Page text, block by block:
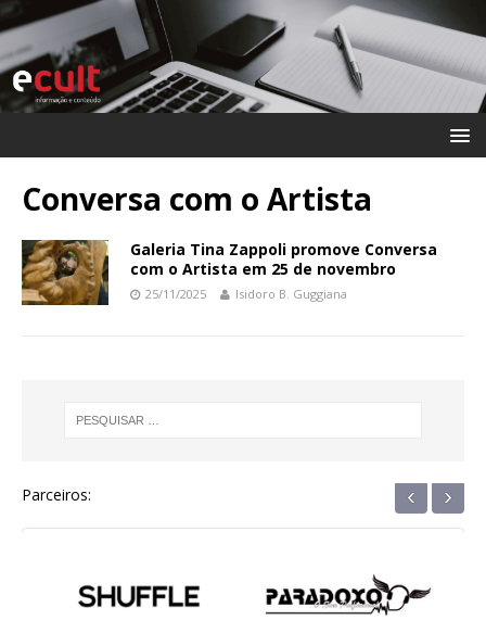
Conversa com o Artista
Galeria Tina Zappoli promove Conversa
com o Artista em 25 de novembro
25/11/2025 Isidoro B. Guggiana
Parceiros: ‹ ›